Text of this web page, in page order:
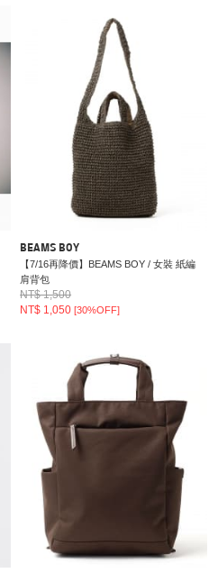
BEAMS BOY
【7/16再降價】BEAMS BOY / 女裝 紙編
肩背包
NT$ 1,500
NT$ 1,050[30%OFF]